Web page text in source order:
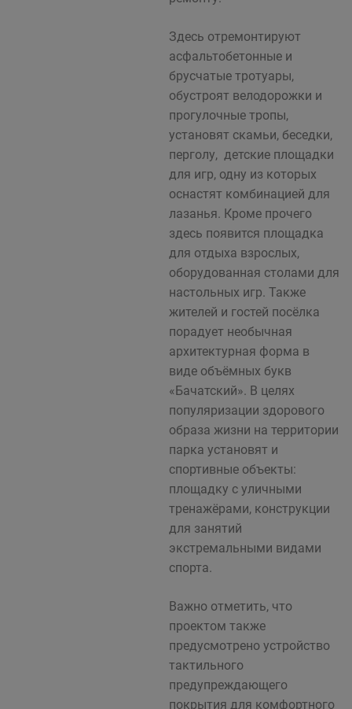
Здесь отремонтируют
асфальтобетонные и
брусчатые тротуары,
обустроят велодорожки и
прогулочные тропы,
установят скамьи, беседки,
перголу, детские площадки
для игр, одну из которых
оснастят комбинацией для
лазанья. Кроме прочего
здесь появится площадка
для отдыха взрослых,
оборудованная столами для
настольных игр. Также
жителей и гостей посёлка
порадует необычная
архитектурная форма в
виде объёмных букв
«Бачатский». В целях
популяризации здорового
образа жизни на территории
парка установят и
спортивные объекты:
площадку с уличными
тренажёрами, конструкции
для занятий
экстремальными видами
спорта.
Важно отметить, что
проектом также
предусмотрено устройство
тактильного
предупреждающего
покрытия для комфортного